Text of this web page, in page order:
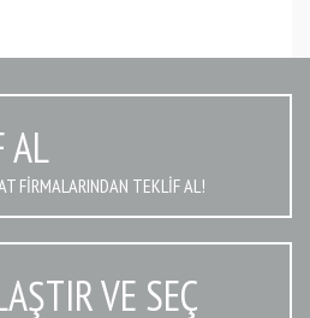
AL
FIRMALARINDAN TEKLIF AL!
VE SEÇ